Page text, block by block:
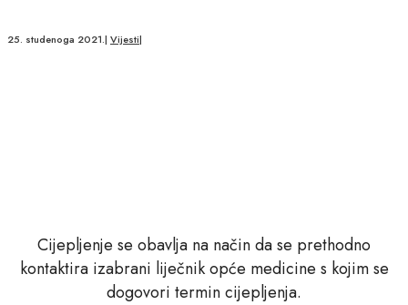
25. studenoga 2021.| Vijesti|
Cijepljenje se obavlja na način da se prethodno
kontaktira izabrani liječnik opće medicine s kojim se
dogovori termin cijepljenja.